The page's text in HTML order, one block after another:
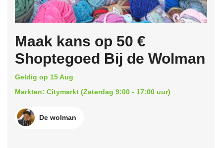
Maak kans op 50 €
Shoptegoed Bij de Wolman
Geldig op 15 Aug
Markten: Citymarkt (Zaterdag 9:00 - 17:00 uur)
De wolman